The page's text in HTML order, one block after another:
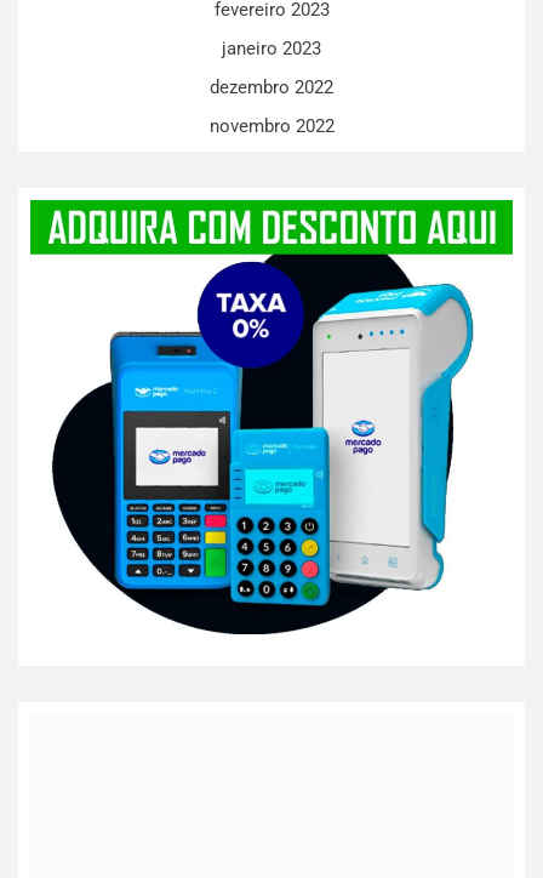
fevereiro 2023
janeiro 2023
dezembro 2022
novembro 2022